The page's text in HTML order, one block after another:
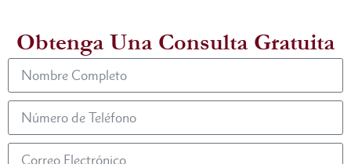
Obtenga Una Consulta Gratuita